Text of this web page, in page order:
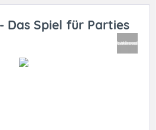
Das Spiel für Parties